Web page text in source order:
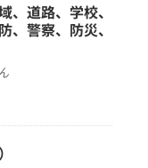
道路、学校、
、警察、防災、